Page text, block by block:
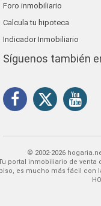
Foro inmobiliario
Calcula tu hipoteca
Indicador Inmobiliario
Síguenos también
© 2002-2026
Encontrar tu casa o
es mucho más fácil con